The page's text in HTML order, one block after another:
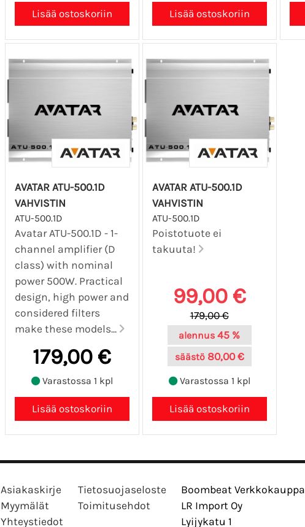
AVATAR ATU-500.1D
VAHVISTIN
ATU-500.1D
Avatar ATU-500.1D - 1-
channel amplifier (D
class) with nominal
power 500W. Practical
design, high power and
considered filters
make these models...
179,00 €
Varastossa 1 kpl
AVATAR ATU-500.1D
VAHVISTIN
ATU-500.1D
Poistotuote ei
takuuta!
99,00 €
179,00 €
alennus 45 %
säästö 80,00 €
Varastossa 1 kpl
Asiakaskirje
Myymälät
Yhteystiedot
Tietosuojaseloste
Toimitusehdot
Boombeat Verkkokauppa
LR Import Oy
Lyijykatu 1